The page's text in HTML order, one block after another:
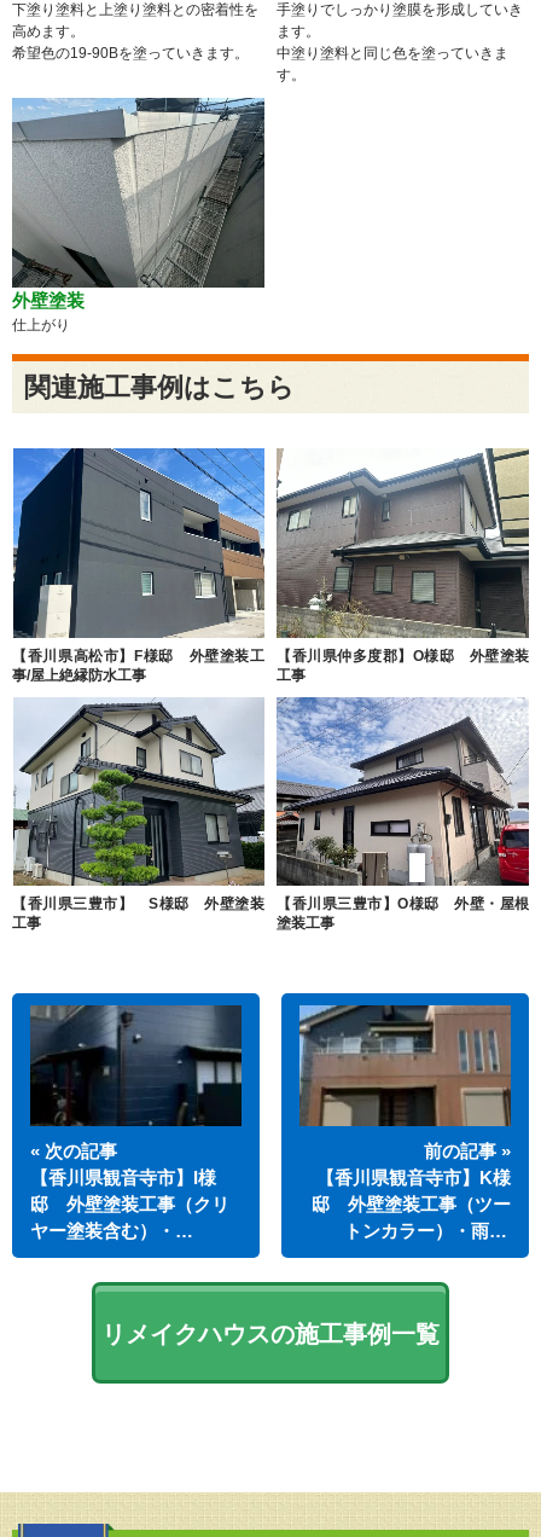
下塗り塗料と上塗り塗料との密着性を
高めます。
希望色の19-90Bを塗っていきます。
手塗りでしっかり塗膜を形成していき
ます。
中塗り塗料と同じ色を塗っていきま
す。
外壁塗装
仕上がり
関連施工事例はこちら
【香川県高松市】F様邸 外壁塗装工
事/屋上絶縁防水工事
【香川県仲多度郡】O様邸 外壁塗装
工事
【香川県三豊市】 S様邸 外壁塗装
工事
【香川県三豊市】O様邸 外壁・屋根
塗装工事
« 次の記事
【香川県観音寺市】I様
邸 外壁塗装工事（クリ
ヤー塗装含む）・…
前の記事 »
【香川県観音寺市】K様
邸 外壁塗装工事（ツー
トンカラー）・雨…
リメイクハウスの施工事例一覧